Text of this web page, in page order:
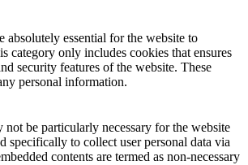
absolutely essential for the website to
category only includes cookies that ensures
security features of the website. These
personal information.
not be particularly necessary for the website
specifically to collect user personal data via
contents are termed as non-necessary